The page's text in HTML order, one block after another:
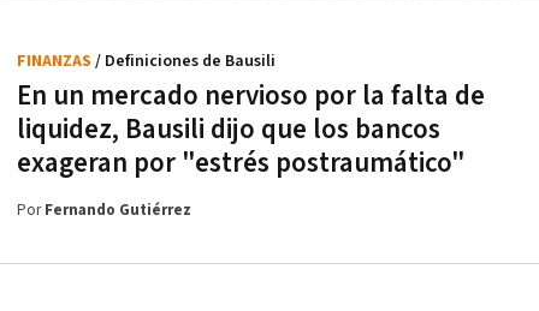
En un mercado nervioso por la falta de
liquidez, Bausili dijo que los bancos
exageran por "estrés postraumático"
FINANZAS / Definiciones de Bausili
PorFernando Gutiérrez